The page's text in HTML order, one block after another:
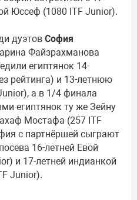
Юссеф (1080 ITF Junior).
дуэтов София
Файзрахманова
египтянок 14-
рейтинга) и 13-летнюю
а в 1/4 финала
египтянок ту же Зейну
Мостафа (257 ITF
с партнёршей сыграют
16-летней Евой
и 17-летней индианкой
Junior).